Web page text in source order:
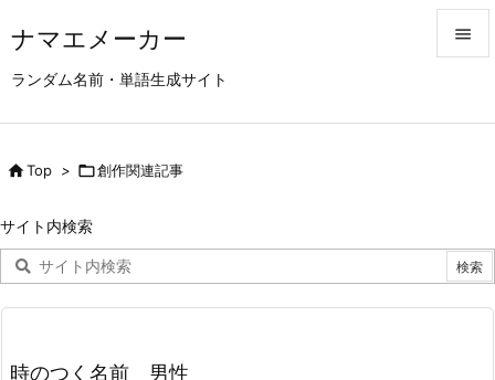
ナマエメーカー
ランダム名前・単語生成サイト


次へ

Top > 創作関連記事
サイト内検索
時のつく名前 男性